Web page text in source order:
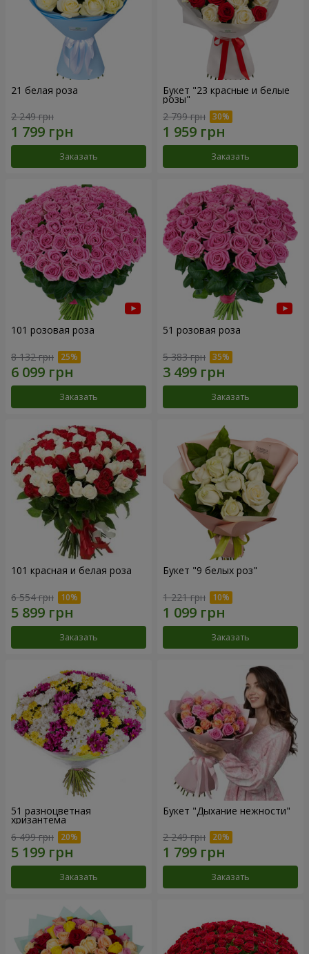
21 белая роза
2 249 грн
Заказать
Букет "23 красные и белые
розы"
2 799 грн
Заказать
101 розовая роза
8 132 грн
Заказать
51 розовая роза
5 383 грн
Заказать
101 красная и белая роза
6 554 грн
Заказать
Букет "9 белых роз"
1 221 грн
Заказать
51 разноцветная
хризантема
6 499 грн
Заказать
Букет "Дыхание нежности"
2 249 грн
Заказать